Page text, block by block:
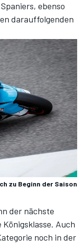
ebenso
darauffolgenden
zu Beginn der Saison
der nächste
Auch
noch in der